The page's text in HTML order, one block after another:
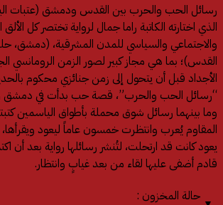
رسائل الحب والحرب بين القدس ودمشق (عتبات
الذي اختارته الكاتبة راما جمال لرواية تختصر كل
والاجتماعي والسياسي للمدن المشرقية، (دمشق،
القدس)؛ بما هي مجاز كبير لصور الزمن الرومانسي
الأجداد قبل أن يتحول إلى زمن جنائزي محكوم
“رسائل الحب والحرب”، قصة حب بدأت في دمشق
وما بينهما رسائل شوق محملة بأطواق الياسمين
المقاوم يُعرب وانتظرت خمسون عاماً ليعود
يعود كانت قد ارتحلت، لتُنشر رسائلها رواية بعد أن
قادم أضفى عليها لقاء من بعد غيابٍ وانتظار.
حالة المخزون :